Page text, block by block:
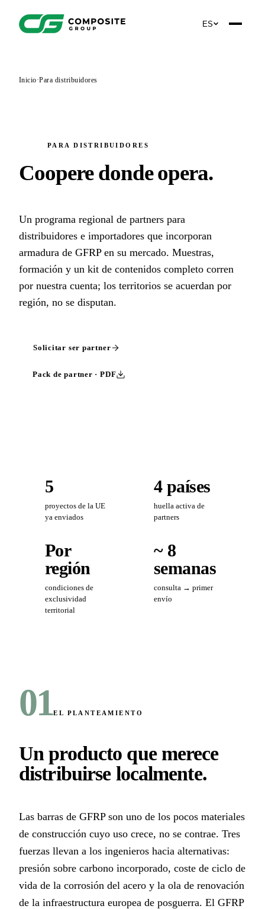
ES
Inicio·Para distribuidores
PARA DISTRIBUIDORES
Coopere donde opera.
Un programa regional de partners para
distribuidores e importadores que incorporan
armadura de GFRP en su mercado. Muestras,
formación y un kit de contenidos completo corren
por nuestra cuenta; los territorios se acuerdan por
región, no se disputan.
Solicitar ser partner
Pack de partner · PDF
5
proyectos de la UE
ya enviados
4 países
huella activa de
partners
Por
región
condiciones de
exclusividad
territorial
~ 8
semanas
consulta → primer
envío
01EL PLANTEAMIENTO
Un producto que merece
distribuirse localmente.
Las barras de GFRP son uno de los pocos materiales
de construcción cuyo uso crece, no se contrae. Tres
fuerzas llevan a los ingenieros hacia alternativas:
presión sobre carbono incorporado, coste de ciclo de
vida de la corrosión del acero y la ola de renovación
de la infraestructura europea de posguerra. El GFRP